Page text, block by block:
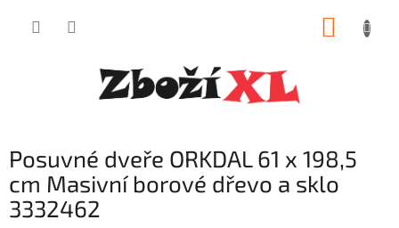
Posuvné dveře ORKDAL 61 x 198,5
cm Masivní borové dřevo a sklo
3332462